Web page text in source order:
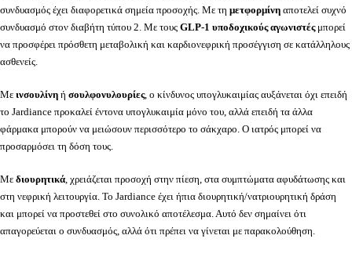
συνδυασμός έχει διαφορετικά σημεία προσοχής. Με τη μετφορμίνη αποτελεί συχνό
συνδυασμό στον διαβήτη τύπου 2. Με τους GLP-1 υποδοχικούς αγωνιστέςμπορεί
να προσφέρει πρόσθετη μεταβολική και καρδιονεφρική προσέγγιση σε κατάλληλους
ασθενείς.
Με ινσουλίνη ή σουλφονυλουρίες, ο κίνδυνος υπογλυκαιμίας αυξάνεται όχι επειδή
το Jardiance προκαλεί έντονα υπογλυκαιμία μόνο του, αλλά επειδή τα άλλα
φάρμακα μπορούν να μειώσουν περισσότερο το σάκχαρο. Ο ιατρός μπορεί να
προσαρμόσει τη δόση τους.
Με διουρητικά, χρειάζεται προσοχή στην πίεση, στα συμπτώματα αφυδάτωσης και
στη νεφρική λειτουργία. Το Jardiance έχει ήπια διουρητική/νατριουρητική δράση
και μπορεί να προστεθεί στο συνολικό αποτέλεσμα. Αυτό δεν σημαίνει ότι
απαγορεύεται ο συνδυασμός, αλλά ότι πρέπει να γίνεται με παρακολούθηση.